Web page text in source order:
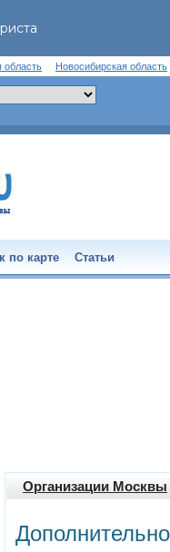
область Новосибирская область
по карте Статьи
Организации Москвы